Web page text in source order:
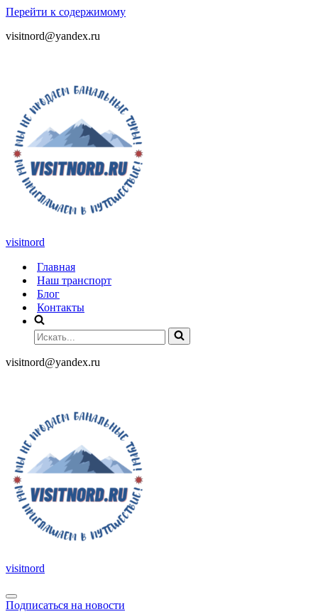
Перейти к содержимому
visitnord@yandex.ru
visitnord
Главная
Наш транспорт
Блог
Контакты
visitnord@yandex.ru
visitnord
Подписаться на новости